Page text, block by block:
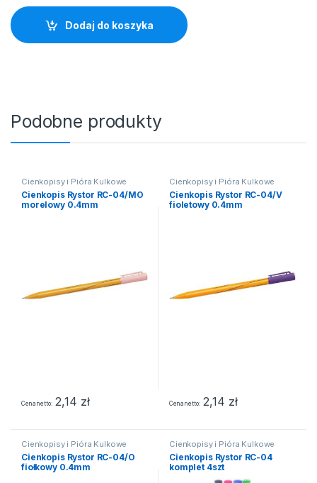
Dodaj do koszyka
Podobne produkty
Cienkopisy i Pióra Kulkowe
Cienkopis Rystor RC-04/MO
morelowy 0.4mm
Cena netto 2,14 zł
Cienkopisy i Pióra Kulkowe
Cienkopis Rystor RC-04/V
fioletowy 0.4mm
Cena netto 2,14 zł
Cienkopisy i Pióra Kulkowe
Cienkopis Rystor RC-04/O
fiołkowy 0.4mm
Cienkopisy i Pióra Kulkowe
Cienkopis Rystor RC-04
komplet 4szt